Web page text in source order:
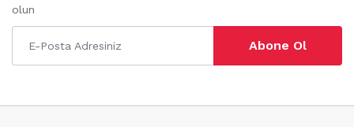
olun
Abone Ol